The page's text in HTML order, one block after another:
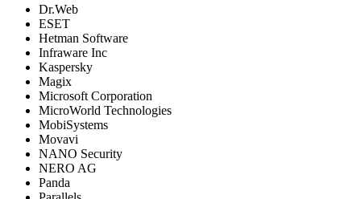
Dr.Web
ESET
Hetman Software
Infraware Inc
Kaspersky
Magix
Microsoft Corporation
MicroWorld Technologies
MobiSystems
Movavi
NANO Security
NERO AG
Panda